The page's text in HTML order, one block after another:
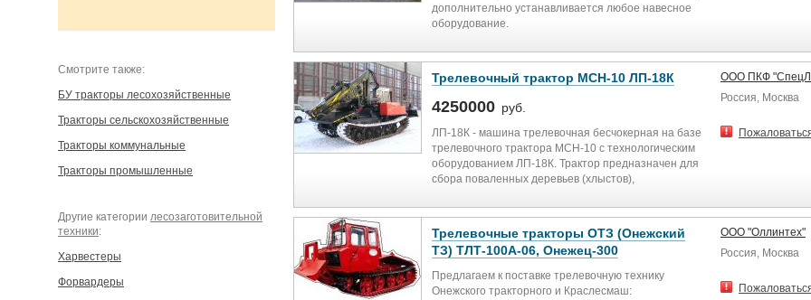
Cмотрите также:
БУ тракторы лесохозяйственные
Тракторы сельскохозяйственные
Тракторы коммунальные
Тракторы промышленные
Другие категории лесозаготовительной
техники:
Харвестеры
Форвардеры
дополнительно устанавливается любое навесное
оборудование.
Трелевочный трактор МСН-10 ЛП-18К
4250000 руб.
ЛП-18К - машина трелевочная бесчокерная на базе
трелевочного трактора МСН-10 с технологическим
оборудованием ЛП-18К. Трактор предназначен для
сбора поваленных деревьев (хлыстов),
лесопогрузочный пункт, а также для выравнивания
используется коник шарнирно-рычажного типа с
тросовой обвязкой деревьев. Коник рассчитан на
зажим пачки объемом до 8 м3 при трелевке комлями
вперед, и до 12 м3 - вершинами. Навесное
ООО ПКФ
Россия, Москва
Трелевочные тракторы ОТЗ (Онежский
ТЗ) ТЛТ-100А-06, Онежец-300
Предлагаем к поставке трелевочную технику
Онежского тракторного и Краслесмаш:
ООО "Оллинтех"
Россия, Москва